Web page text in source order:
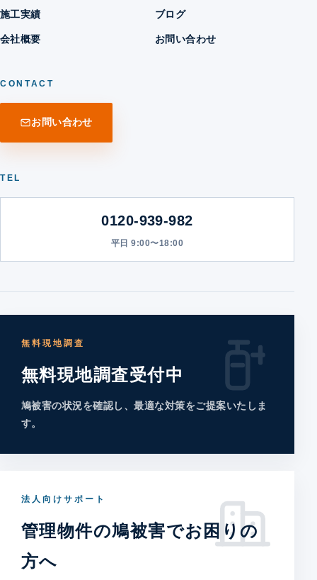
施工実績 ブログ
会社概要 お問い合わせ
CONTACT
お問い合わせ
TEL
0120-939-982
平日 9:00〜18:00
無料現地調査
無料現地調査受付中
鳩被害の状況を確認し、最適な対策をご提案いたしま
す。
法人向けサポート
管理物件の鳩被害でお困りの
方へ